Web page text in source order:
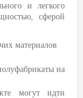
и легкого
сферой
материалов
на
могут идти